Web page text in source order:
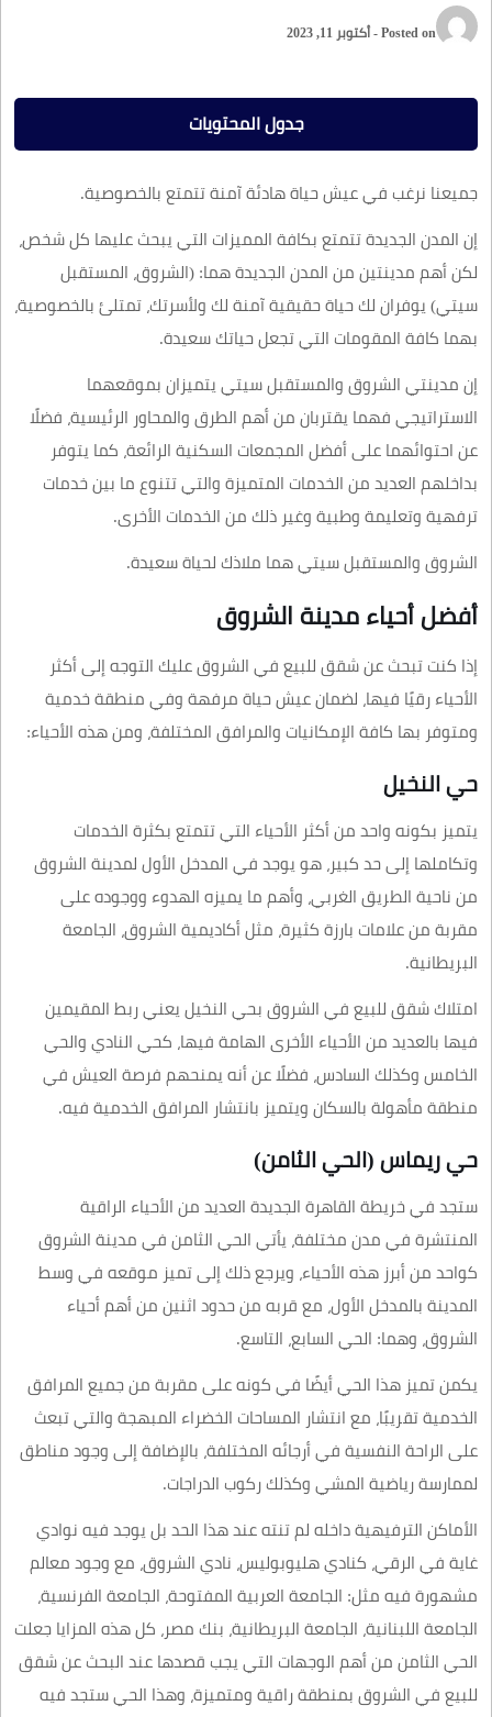
Posted on - أكتوبر 11, 2023
جدول المحتويات
جميعنا نرغب في عيش حياة هادئة آمنة تتمتع بالخصوصية.
إن المدن الجديدة تتمتع بكافة المميزات التي يبحث عليها كل شخص،
لكن أهم مدينتين من المدن الجديدة هما: (الشروق، المستقبل
سيتي) يوفران لك حياة حقيقية آمنة لك ولأسرتك، تمتلئ بالخصوصية،
بهما كافة المقومات التي تجعل حياتك سعيدة.
إن مدينتي الشروق والمستقبل سيتي يتميزان بموقعهما
الاستراتيجي فهما يقتربان من أهم الطرق والمحاور الرئيسية، فضلًا
عن احتوائهما على أفضل المجمعات السكنية الرائعة، كما يتوفر
بداخلهم العديد من الخدمات المتميزة والتي تتنوع ما بين خدمات
ترفهية وتعليمة وطبية وغير ذلك من الخدمات الأخرى.
الشروق والمستقبل سيتي هما ملاذك لحياة سعيدة.
أفضل أحياء مدينة الشروق
إذا كنت تبحث عن شقق للبيع في الشروق عليك التوجه إلى أكثر
الأحياء رقيًا فيها، لضمان عيش حياة مرفهة وفي منطقة خدمية
ومتوفر بها كافة الإمكانيات والمرافق المختلفة، ومن هذه الأحياء:
حي النخيل
يتميز بكونه واحد من أكثر الأحياء التي تتمتع بكثرة الخدمات
وتكاملها إلى حد كبير، هو يوجد في المدخل الأول لمدينة الشروق
من ناحية الطريق الغربي، وأهم ما يميزه الهدوء ووجوده على
مقربة من علامات بارزة كثيرة، مثل أكاديمية الشروق، الجامعة
البريطانية.
امتلاك شقق للبيع في الشروق بحي النخيل يعني ربط المقيمين
فيها بالعديد من الأحياء الأخرى الهامة فيها، كحي النادي والحي
الخامس وكذلك السادس، فضلًا عن أنه يمنحهم فرصة العيش في
منطقة مأهولة بالسكان ويتميز بانتشار المرافق الخدمية فيه.
حي ريماس (الحي الثامن)
ستجد في خريطة القاهرة الجديدة العديد من الأحياء الراقية
المنتشرة في مدن مختلفة، يأتي الحي الثامن في مدينة الشروق
كواحد من أبرز هذه الأحياء، ويرجع ذلك إلى تميز موقعه في وسط
المدينة بالمدخل الأول، مع قربه من حدود اثنين من أهم أحياء
الشروق، وهما: الحي السابع، التاسع.
يكمن تميز هذا الحي أيضًا في كونه على مقربة من جميع المرافق
الخدمية تقريبًا، مع انتشار المساحات الخضراء المبهجة والتي تبعث
على الراحة النفسية في أرجائه المختلفة، بالإضافة إلى وجود مناطق
لممارسة رياضية المشي وكذلك ركوب الدراجات.
الأماكن الترفيهية داخله لم تنته عند هذا الحد بل يوجد فيه نوادي
غاية في الرقي، كنادي هليوبوليس، نادي الشروق، مع وجود معالم
مشهورة فيه مثل: الجامعة العربية المفتوحة، الجامعة الفرنسية،
الجامعة اللبنانية، الجامعة البريطانية، بنك مصر، كل هذه المزايا جعلت
الحي الثامن من أهم الوجهات التي يجب قصدها عند البحث عن شقق
للبيع في الشروق بمنطقة راقية ومتميزة، وهذا الحي ستجد فيه